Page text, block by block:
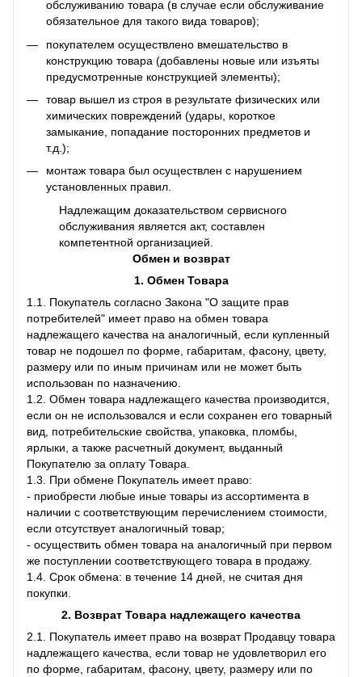
обслуживанию товара (в случае если обслуживание
обязательное для такого вида товаров);
покупателем осуществлено вмешательство в
конструкцию товара (добавлены новые или изъяты
предусмотренные конструкцией элементы);
товар вышел из строя в результате физических или
химических повреждений (удары, короткое
замыкание, попадание посторонних предметов и
т.д.);
монтаж товара был осуществлен с нарушением
установленных правил.
Надлежащим доказательством сервисного
обслуживания является акт, составлен
компетентной организацией.
Обмен и возврат
1. Обмен Товара
1.1. Покупатель согласно Закона "О защите прав
потребителей" имеет право на обмен товара
надлежащего качества на аналогичный, если купленный
товар не подошел по форме, габаритам, фасону, цвету,
размеру или по иным причинам или не может быть
использован по назначению.
1.2. Обмен товара надлежащего качества производится,
если он не использовался и если сохранен его товарный
вид, потребительские свойства, упаковка, пломбы,
ярлыки, а также расчетный документ, выданный
Покупателю за оплату Товара.
1.3. При обмене Покупатель имеет право:
- приобрести любые иные товары из ассортимента в
наличии с соответствующим перечислением стоимости,
если отсутствует аналогичный товар;
- осуществить обмен товара на аналогичный при первом
же поступлении соответствующего товара в продажу.
1.4. Срок обмена: в течение 14 дней, не считая дня
покупки.
2. Возврат Товара надлежащего качества
2.1. Покупатель имеет право на возврат Продавцу товара
надлежащего качества, если товар не удовлетворил его
по форме, габаритам, фасону, цвету, размеру или по